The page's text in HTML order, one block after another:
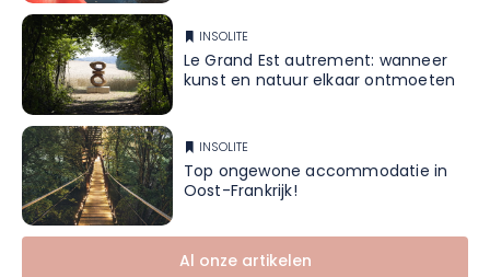
INSOLITE
Le Grand Est autrement: wanneer
kunst en natuur elkaar ontmoeten
INSOLITE
Top ongewone accommodatie in
Oost-Frankrijk!
Al onze artikelen